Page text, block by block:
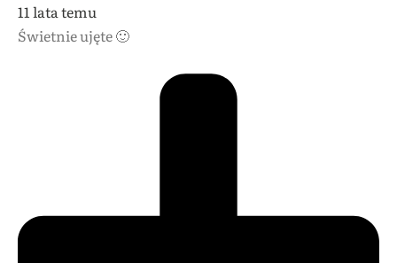
11 lata temu
Świetnie ujęte 🙂